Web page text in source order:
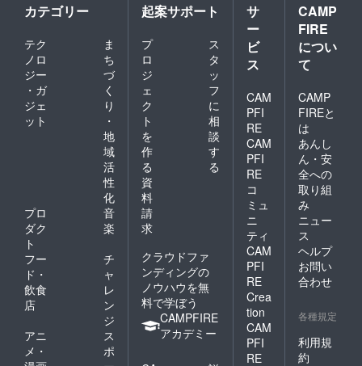
カテゴリー
テク
ノロ
ジー
・ガ
ジェ
ット
ま
ち
づ
く
り
・
地
域
活
性
化
プロ
ダク
ト
音
楽
フー
ド・
飲食
店
チ
ャ
レ
ン
ジ
アニ
メ・
ス
ポ
起案サポート
プ
ロ
ジ
ェ
ク
ト
を
作
る
ス
タ
ッ
フ
に
相
談
す
る
資
料
請
求
クラウドファ
ンディングの
ノウハウを無
料で学ぼう
CAMPFIRE
アカデミー
サ
ー
ビ
ス
CAM
PFI
RE
CAM
PFI
RE
コ
ミュ
ニ
ティ
CAM
PFI
RE
Crea
tion
CAM
PFI
RE
CAMP
FIRE
につい
て
CAMP
FIREと
は
あんし
ん・安
全への
取り組
み
ニュー
ス
ヘルプ
お問い
合わせ
各種規定
利用規
約